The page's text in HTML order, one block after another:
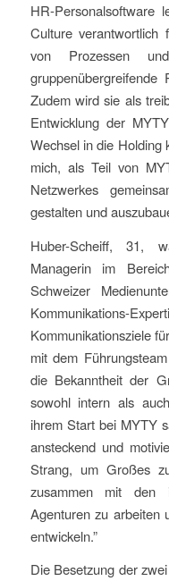
HR-Personalsoftware
Culture
von Prozessen
Zudem wird sie als
Entwicklung der
Wechsel in die Holding
mich, als Teil von
Netzwerkes
gestalten und
Huber-Scheiff, 31,
Managerin im
Schweizer
Kommunikations-
Kommunikationsziele
mit dem
die Bekanntheit der
sowohl intern als
ihrem Start bei MYTY
ansteckend und
Strang, um Großes
zusammen mit den
Agenturen zu arbeiten
entwickeln.”
Die Besetzung der